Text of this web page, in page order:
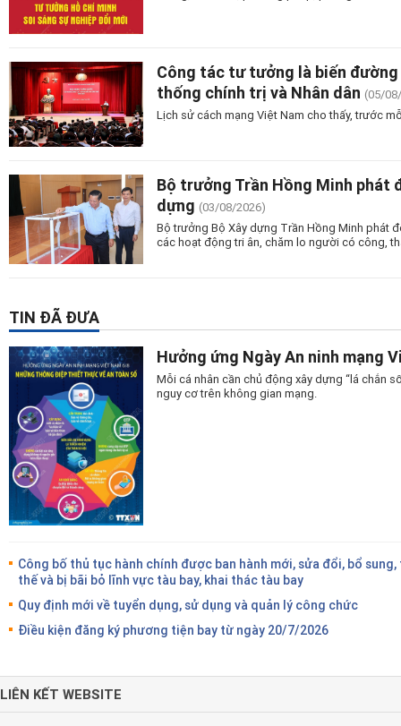
Công tác tư tưởng là biến
thống chính trị và Nhân dân (05/
Lịch sử cách mạng Việt Nam cho thấy, trước
Bộ trưởng Trần Hồng Minh phát
dựng (03/08/2026)
Bộ trưởng Bộ Xây dựng Trần Hồng Minh phát
các hoạt động tri ân, chăm lo người có công,
TIN ĐÃ ĐƯA
Hưởng ứng Ngày An ninh mạng
Mỗi cá nhân cần chủ động xây dựng “lá chắn
nguy cơ trên không gian mạng.
Công bố thủ tục hành chính được ban hành mới, sửa đổi, bổ sung,
thế và bị bãi bỏ lĩnh vực tàu bay, khai thác tàu bay
Quy định mới về tuyển dụng, sử dụng và quản lý công chức
Điều kiện đăng ký phương tiện bay từ ngày 20/7/2026
LIÊN KẾT WEBSITE